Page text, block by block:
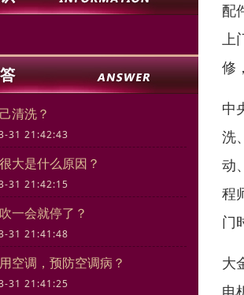
清洗？
31 21:42:43
大是什么原因？
31 21:42:15
一会就停了？
31 21:41:48
空调，预防空调病？
31 21:41:25
配
上
修
中
洗
动
程
门
大
电